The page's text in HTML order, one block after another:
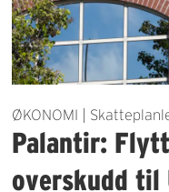
ØKONOMI |
Palantir:
overskudd til